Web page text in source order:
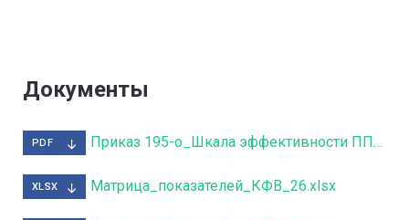
Документы
PDF Приказ 195-о_Шкала эффективности ППС_26.pdf
XLSX Матрица_показателей_КФВ_26.xlsx